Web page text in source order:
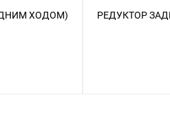
ХОДОМ) РЕДУКТОР